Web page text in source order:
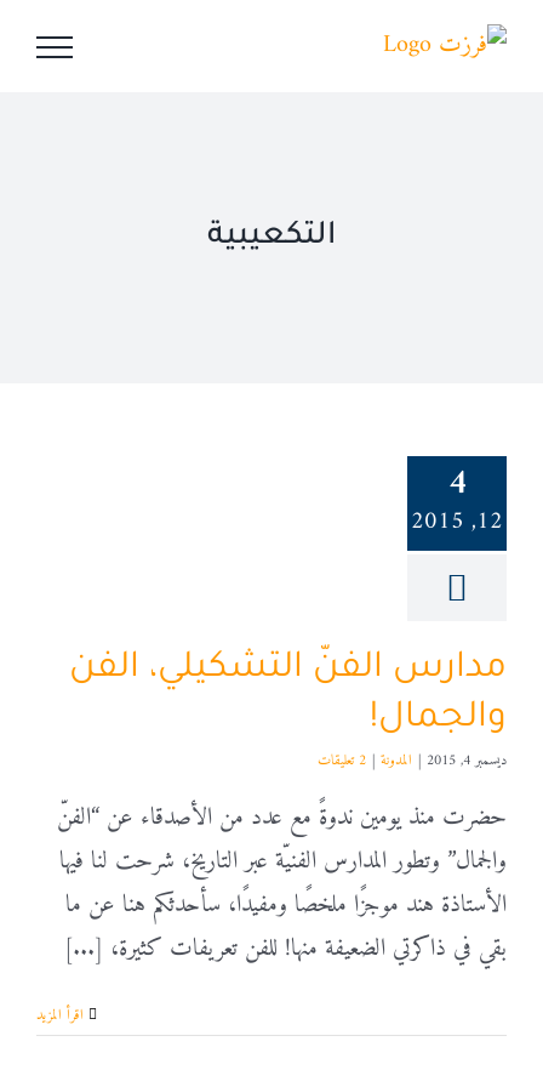
Skip
التكعيبية
4
12, 2015
مدارس الفنّ التشكيلي، الفن
والجمال!
ديسمبر 4, 2015 | المدونة | 2 تعليقات
حضرت منذ يومين ندوةً مع عدد من الأصدقاء عن “الفنّ
والجمال” وتطور المدارس الفنيّة عبر التاريخ، شرحت لنا فيها
الأستاذة هند موجزًا ملخصًا ومفيدًا، سأحدثكم هنا عن ما
بقي في ذاكرتي الضعيفة منها! للفن تعريفات كثيرة، [...]